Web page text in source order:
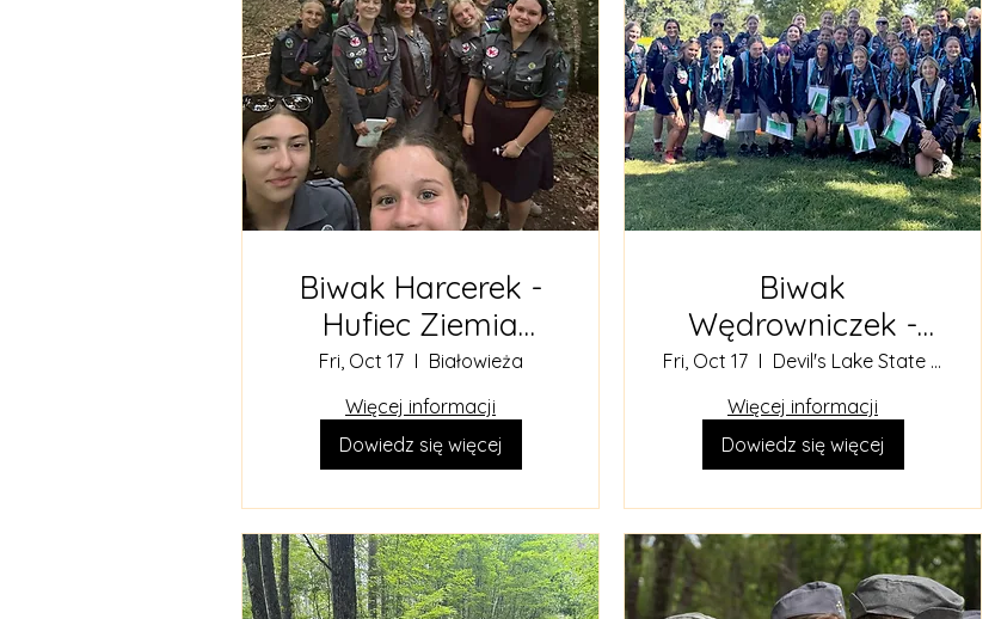
Biwak Harcerek -
Hufiec Ziemia
Rodzinna
Fri, Oct 17
Białowieża
Więcej informacji
Dowiedz się więcej
Biwak
Wędrowniczek -
Hufiec Tatry
Fri, Oct 17
Devil's Lake State Park
Więcej informacji
Dowiedz się więcej